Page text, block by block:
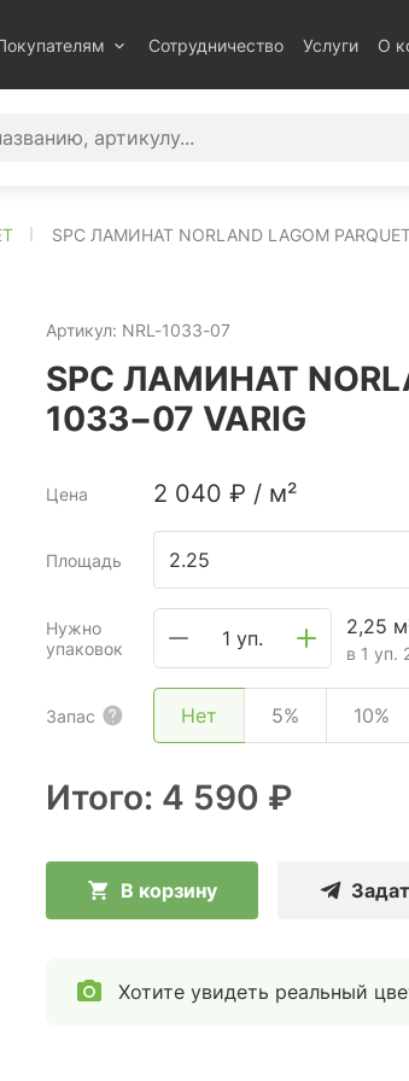
Сотрудничество Услуги О
SPC ЛАМИНАТ NORLAND LAGOM
Артикул: NRL-1033-07
SPC ЛАМИНАТ
1033−07 VARIG
Цена 2 040 ₽ / м²
Площадь
Нужно
упаковок
1 уп.
2,25
в 1 уп.
Запас Нет 5% 10%
Итого: 4 590 ₽
В корзину
Хотите увидеть реальный